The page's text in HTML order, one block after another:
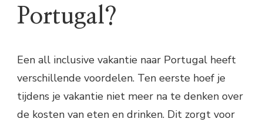
Portugal?
Een all inclusive vakantie naar Portugal heeft
verschillende voordelen. Ten eerste hoef je
tijdens je vakantie niet meer na te denken over
de kosten van eten en drinken. Dit zorgt voor